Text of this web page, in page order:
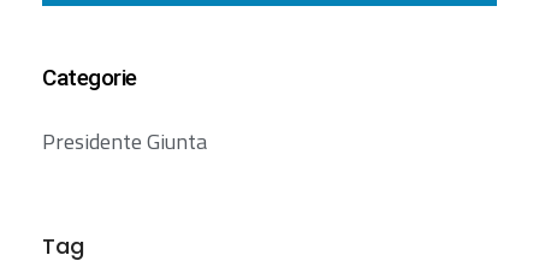
Categorie
Presidente Giunta
Tag